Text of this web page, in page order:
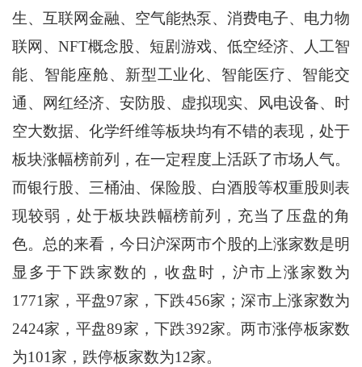
生、互联网金融、空气能热泵、消费电子、电力物
联网、NFT概念股、短剧游戏、低空经济、人工智
能、智能座舱、新型工业化、智能医疗、智能交
通、网红经济、安防股、虚拟现实、风电设备、时
空大数据、化学纤维等板块均有不错的表现，处于
板块涨幅榜前列，在一定程度上活跃了市场人气。
而银行股、三桶油、保险股、白酒股等权重股则表
现较弱，处于板块跌幅榜前列，充当了压盘的角
色。总的来看，今日沪深两市个股的上涨家数是明
显多于下跌家数的，收盘时，沪市上涨家数为
1771家，平盘97家，下跌456家；深市上涨家数为
2424家，平盘89家，下跌392家。两市涨停板家数
为101家，跌停板家数为12家。